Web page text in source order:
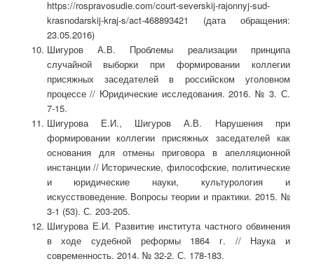
https://rospravosudie.com/court-severskij-rajonnyj-sud-
krasnodarskij-kraj-s/act-468893421 (дата обращения:
23.05.2016)
Шигуров А.В. Проблемы реализации принципа
случайной выборки при формировании коллегии
присяжных заседателей в российском уголовном
процессе // Юридические исследования. 2016. № 3. С.
7-15.
Шигурова Е.И., Шигуров А.В. Нарушения при
формировании коллегии присяжных заседателей как
основания для отмены приговора в апелляционной
инстанции // Исторические, философские, политические
и юридические науки, культурология и
искусствоведение. Вопросы теории и практики. 2015. №
3-1 (53). С. 203-205.
Шигурова Е.И. Развитие института частного обвинения
в ходе судебной реформы 1864 г. // Наука и
современность. 2014. № 32-2. С. 178-183.